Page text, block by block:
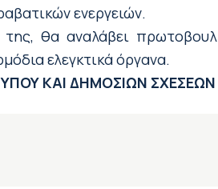
ενεργειών.
θα αναλάβει
ελεγκτικά όργανα.
ΣΧΕΣΕΩΝ